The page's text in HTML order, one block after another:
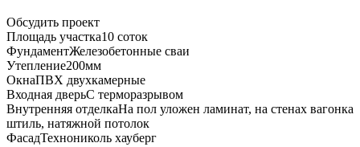
Обсудить проект
Площадь участка10 соток
ФундаментЖелeзобeтoнныe сваи
Утепление200мм
ОкнаПВХ двухкамерные
Входная дверьС терморазрывом
Внутренняя отделкаНа пол уложен ламинат, на стенах вагонка
штиль, натяжной потолок
ФасадТехнониколь хауберг